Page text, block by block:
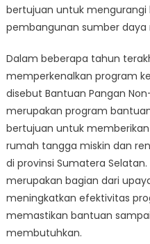
bertujuan untuk
pembangunan sumber daya
Dalam beberapa tahun
memperkenalkan program
disebut Bantuan Pangan
merupakan program
bertujuan untuk
rumah tangga miskin dan
di provinsi Sumatera Selatan.
merupakan bagian dari
meningkatkan efektivitas
memastikan bantuan
membutuhkan.